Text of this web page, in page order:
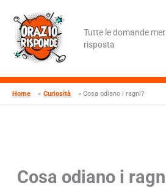
contenuto
Tutte le domande
risposta
Home Curiosità Cosa odiano i ragni?
Cosa odiano i